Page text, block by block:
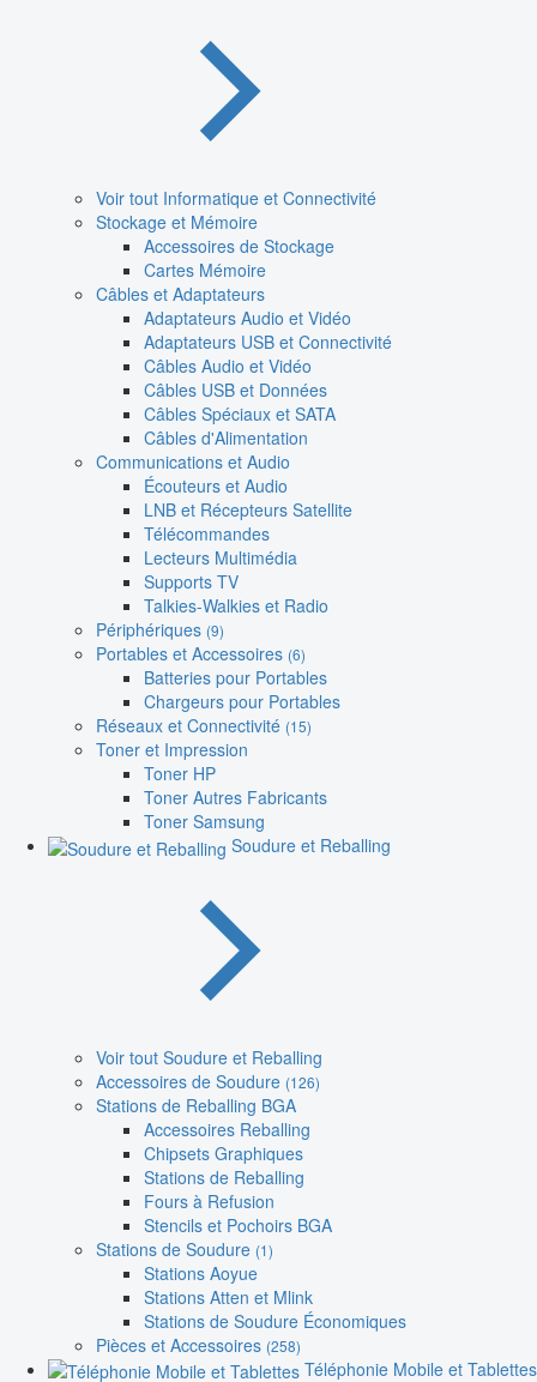
Voir tout Informatique et Connectivité
Stockage et Mémoire
Accessoires de Stockage
Cartes Mémoire
Câbles et Adaptateurs
Adaptateurs Audio et Vidéo
Adaptateurs USB et Connectivité
Câbles Audio et Vidéo
Câbles USB et Données
Câbles Spéciaux et SATA
Câbles d'Alimentation
Communications et Audio
Écouteurs et Audio
LNB et Récepteurs Satellite
Télécommandes
Lecteurs Multimédia
Supports TV
Talkies-Walkies et Radio
Périphériques (9)
Portables et Accessoires (6)
Batteries pour Portables
Chargeurs pour Portables
Réseaux et Connectivité (15)
Toner et Impression
Toner HP
Toner Autres Fabricants
Toner Samsung
Soudure et Reballing
Voir tout Soudure et Reballing
Accessoires de Soudure (126)
Stations de Reballing BGA
Accessoires Reballing
Chipsets Graphiques
Stations de Reballing
Fours à Refusion
Stencils et Pochoirs BGA
Stations de Soudure (1)
Stations Aoyue
Stations Atten et Mlink
Stations de Soudure Économiques
Pièces et Accessoires (258)
Téléphonie Mobile et Tablettes